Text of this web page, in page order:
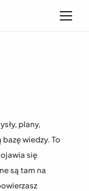
plany,
wiedzy. To
się
są tam na